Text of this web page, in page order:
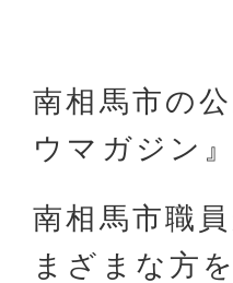
南相馬市の
ウマガジン』
南相馬市職
まざまな方